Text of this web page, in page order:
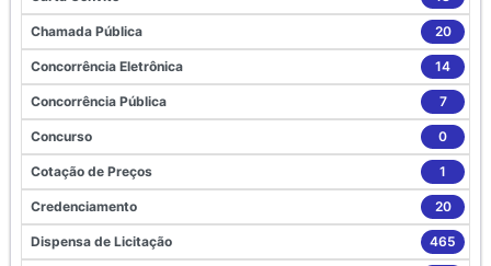
Chamada Pública 20
Concorrência Eletrônica 14
Concorrência Pública 7
Concurso 0
Cotação de Preços 1
Credenciamento 20
Dispensa de Licitação 465